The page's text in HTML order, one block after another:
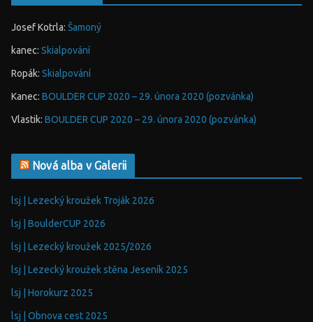
Josef Kotrla: Šamoný
kanec: Skialpování
Ropák: Skialpování
Kanec: BOULDER CUP 2020 – 29. února 2020 (pozvánka)
Vlastik: BOULDER CUP 2020 – 29. února 2020 (pozvánka)
Nová alba v Galerii
lsj | Lezecký kroužek Troják 2026
lsj | BoulderCUP 2026
lsj | Lezecký kroužek 2025/2026
lsj | Lezecký kroužek stěna Jeseník 2025
lsj | Horokurz 2025
lsj | Obnova cest 2025